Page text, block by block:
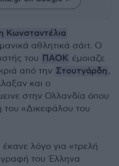
Κωνσταντέλια
αθλητικά σάιτ. Ο
του ΠΑΟΚ έμοιαζε
από την Στουτγάρδη,
και ο
στην Ολλανδία όπου
του «Δικεφάλου του
λόγο για «τρελή
του Έλληνα